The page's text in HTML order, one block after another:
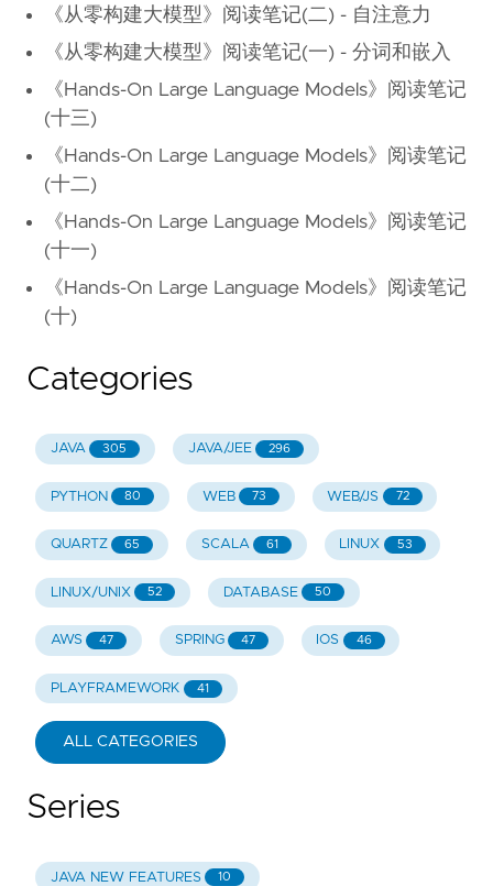
《从零构建大模型》阅读笔记(二) - 自注意力
《从零构建大模型》阅读笔记(一) - 分词和嵌入
《Hands-On Large Language Models》阅读笔记
(十三)
《Hands-On Large Language Models》阅读笔记
(十二)
《Hands-On Large Language Models》阅读笔记
(十一)
《Hands-On Large Language Models》阅读笔记
(十)
Categories
JAVA 305 JAVA/JEE 296
PYTHON 80 WEB 73 WEB/JS 72
QUARTZ 65 SCALA 61 LINUX 53
LINUX/UNIX 52 DATABASE 50
AWS 47 SPRING 47 IOS 46
PLAYFRAMEWORK 41
ALL CATEGORIES
Series
JAVA NEW FEATURES 10